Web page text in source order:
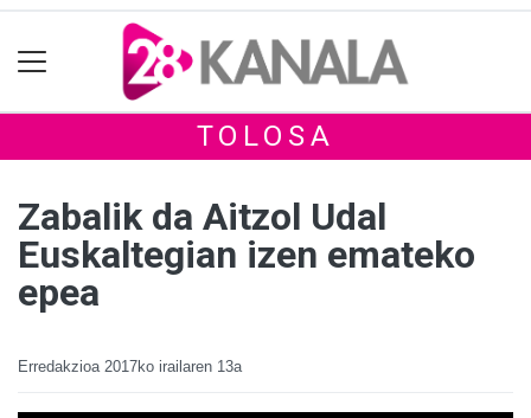
TOLOSA
Zabalik da Aitzol Udal
Euskaltegian izen emateko
epea
Erredakzioa 2017ko irailaren 13a